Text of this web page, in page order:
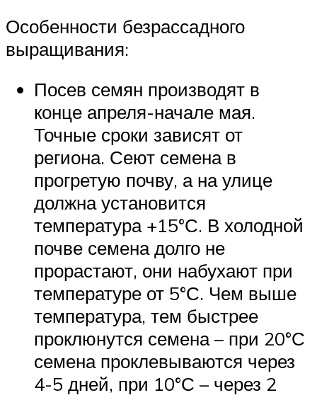
Особенности безрассадного
выращивания:
Посев семян производят в
конце апреля-начале мая.
Точные сроки зависят от
региона. Сеют семена в
прогретую почву, а на улице
должна установится
температура +15°С. В холодной
почве семена долго не
прорастают, они набухают при
температуре от 5°С. Чем выше
температура, тем быстрее
проклюнутся семена – при 20°С
семена проклевываются через
4-5 дней, при 10°С – через 2